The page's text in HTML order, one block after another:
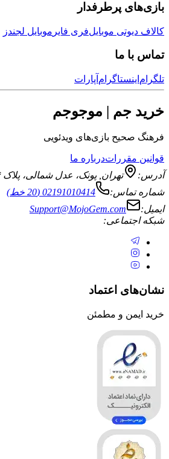
بازی‌های پرطرفدار
کالاف دیوتی موبایلفری فایر موبایل لجندز
تماس با ما
تلگرام اینستاگرام آپارات
خرید جم | موجوجم
فرهنگ صحیح بازی‌های ویدئویی
قوانین مقرراتدرباره ما
آدرس:
تهران,پونک، عدل شمالی، پلاک ۱۴
شماره تماس:
02191010414 (20 خط)
ایمیل:
Support@MojoGem.com
شبکه اجتماعی:
نشان‌های اعتماد
خرید ایمن و مطمئن